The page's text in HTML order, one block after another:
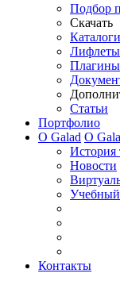
Подбор
Скачать
Каталоги
Лифлеты
Статьи
Портфолио
О Galad О
История
Новости
Контакты